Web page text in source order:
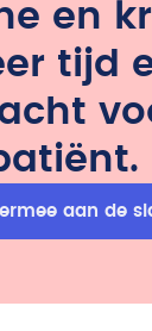
en
tijd
ermee aan de